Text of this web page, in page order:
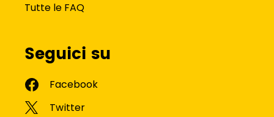
Tutte le FAQ
Seguici su